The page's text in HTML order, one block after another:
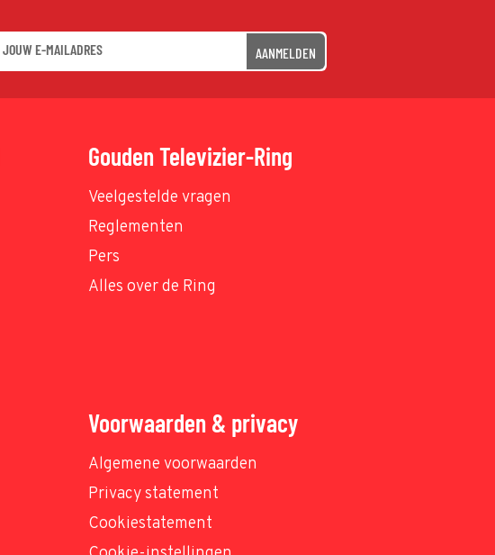
AANMELDEN
Gouden Televizier-Ring
Veelgestelde vragen
Reglementen
Pers
Alles over de Ring
Voorwaarden & privacy
Algemene voorwaarden
Privacy statement
Cookiestatement